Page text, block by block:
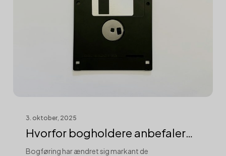
3. oktober, 2025
Hvorfor bogholdere anbefaler
cloud-løsn...
Bogføring har ændret sig markant de